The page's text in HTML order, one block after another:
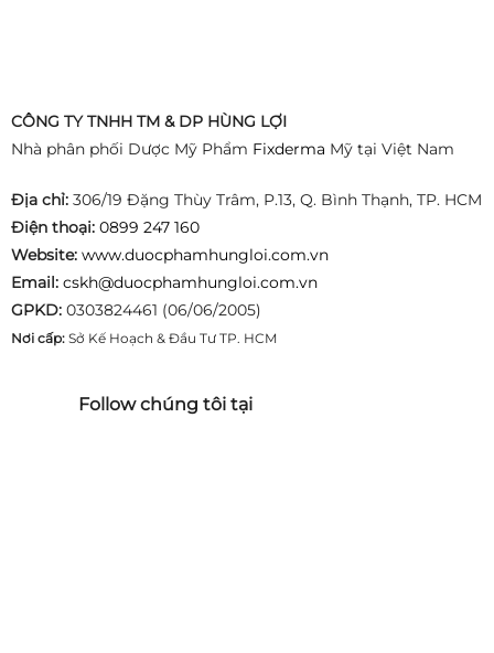
CÔNG TY TNHH TM & DP HÙNG LỢI
Nhà phân phối Dược Mỹ Phẩm Fixderma Mỹ tại Việt Nam
Địa chỉ:306/19 Đặng Thùy Trâm, P.13, Q. Bình Thạnh, TP. HCM
Điện thoại: 0899 247 160
Website: www.duocphamhungloi.com.vn
Email: cskh@duocphamhungloi.com.vn
GPKD:0303824461 (06/06/2005)
Nơi cấp:Sở Kế Hoạch & Đầu Tư TP. HCM
Follow chúng tôi tại